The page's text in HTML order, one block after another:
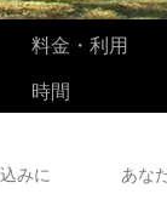
料金・利用
時間
みに
あな